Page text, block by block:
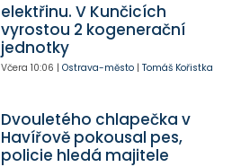
elektřinu. V Kunčicích
vyrostou 2 kogenerační
jednotky
Včera 10:06 | Ostrava-město| Tomáš Kořistka
Dvouletého chlapečka v
Havířově pokousal pes,
policie hledá majitele